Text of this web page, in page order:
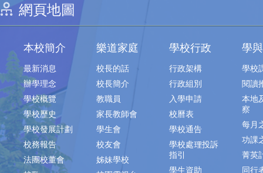
網頁地圖
本校簡介
最新消息
辦學理念
學校概覽
學校歷史
學校發展計劃
校務報告
法團校董會
樂道家庭
校長的話
校長簡介
教職員
家長教師會
學生會
校友會
姊妹學校
學校行政
行政架構
行政組別
入學申請
校曆表
學校通告
學校處理投訴
指引
學生資助
學
學校
閱讀
本地
察
每月
功課
菁英
同行